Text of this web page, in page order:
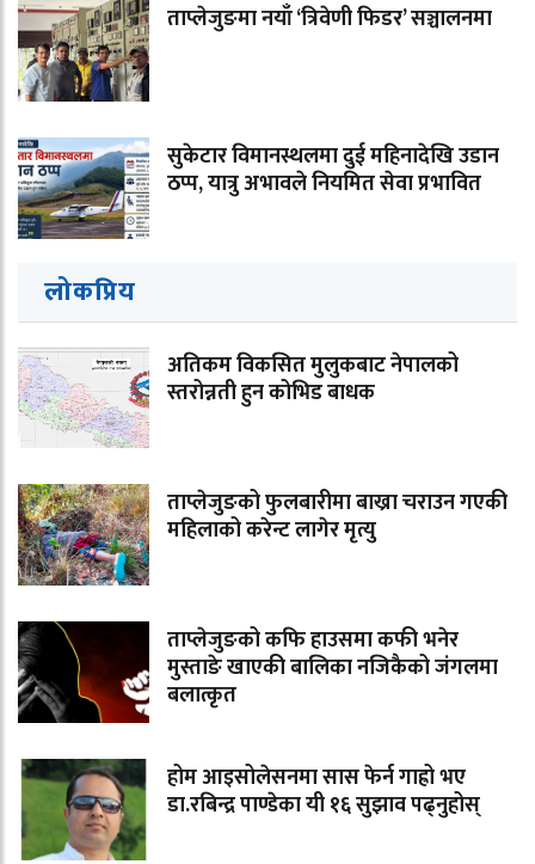
ताप्लेजुङमा नयाँ ‘त्रिवेणी फिडर’ सञ्चालनमा
सुकेटार विमानस्थलमा दुई महिनादेखि उडान
ठप्प, यात्रु अभावले नियमित सेवा प्रभावित
लोकप्रिय
अतिकम विकसित मुलुकबाट नेपालको
स्तरोन्नती हुन कोभिड बाधक
ताप्लेजुङको फुलबारीमा बाख्रा चराउन गएकी
महिलाको करेन्ट लागेर मृत्यु
ताप्लेजुङको कफि हाउसमा कफी भनेर
मुस्ताङे खाएकी बालिका नजिकैको जंगलमा
बलात्कृत
होम आइसोलेसनमा सास फेर्न गाह्रो भए
डा.रबिन्द्र पाण्डेका यी १६ सुझाव पढ्नुहोस्